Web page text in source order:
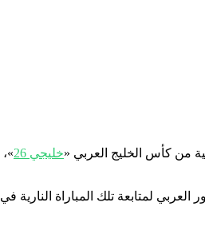
من كأس الخليج العربي «خليجي 26
لمتابعة تلك المباراة النارية في